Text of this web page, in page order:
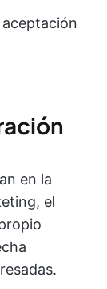
en la
el